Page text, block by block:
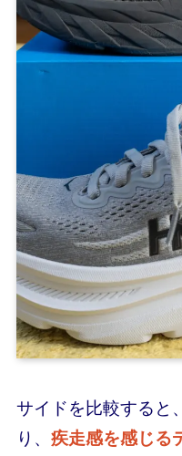
サイドを比較すると
り、 疾走感を感じる